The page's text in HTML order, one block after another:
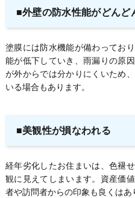
■外壁の防水性能がどんど
塗膜には防水機能が備わってお
能が低下していき、雨漏りの原
が外からでは分かりにくいため
いる場合もあります。
■美観性が損なわれる
経年劣化したお住まいは、色褪
観に見えてしまいます。資産価
者や訪問者からの印象も良くはあ